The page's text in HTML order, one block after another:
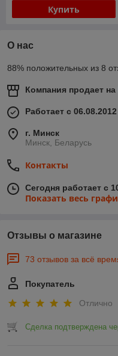
Купить
О нас
88% положительных из 8
Компания продает на
Работает с 06.08.2012
г. Минск
Минск, Беларусь
Контакты
Сегодня работает с
Показать весь
Отзывы о магазине
73 отзывов за всё
Покупатель
Отлично
Сделка подтверждена